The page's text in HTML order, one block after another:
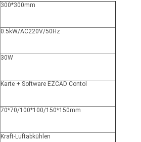
300*300mm
0.5kW/AC220V/50Hz
30W
Karte + Software EZCAD Contol
70*70/100*100/150*150mm
Kraft-Luftabkühlen